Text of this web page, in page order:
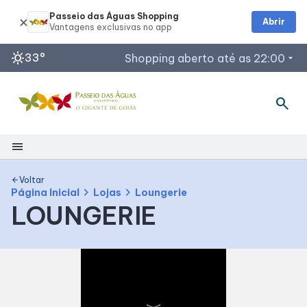
sunny33° Shopping aberto até as 22:00 arrow_drop_down
Horários de Funcionamento
Lojas
Acessar todos os horários
search
menu
Shopping
Mapa Interno
Como Chegar
arrow_backVoltar
Página Inicial chevron_right Lojas chevron_right Loungerie
LOUNGERIE
Passeio das Águas Shopping
Abrir